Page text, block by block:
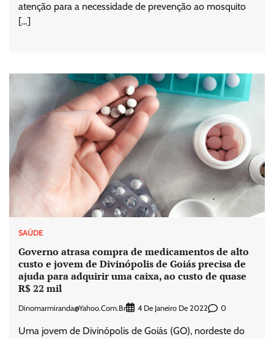
atenção para a necessidade de prevenção ao mosquito
[…]
SAÚDE
Governo atrasa compra de medicamentos de alto
custo e jovem de Divinópolis de Goiás precisa de
ajuda para adquirir uma caixa, ao custo de quase
R$ 22 mil
Dinomarmiranda@yahoo.com.br 4 De Janeiro De 2022 0
Uma jovem de Divinópolis de Goiás (GO), nordeste do